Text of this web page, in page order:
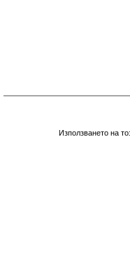
Използването на